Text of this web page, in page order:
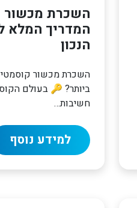
השכרת מכשור
המדריך המלא
הנכון
השכרת מכשור
ביותר? 🔑 בעולם
חשיבות…
למידע נוסף